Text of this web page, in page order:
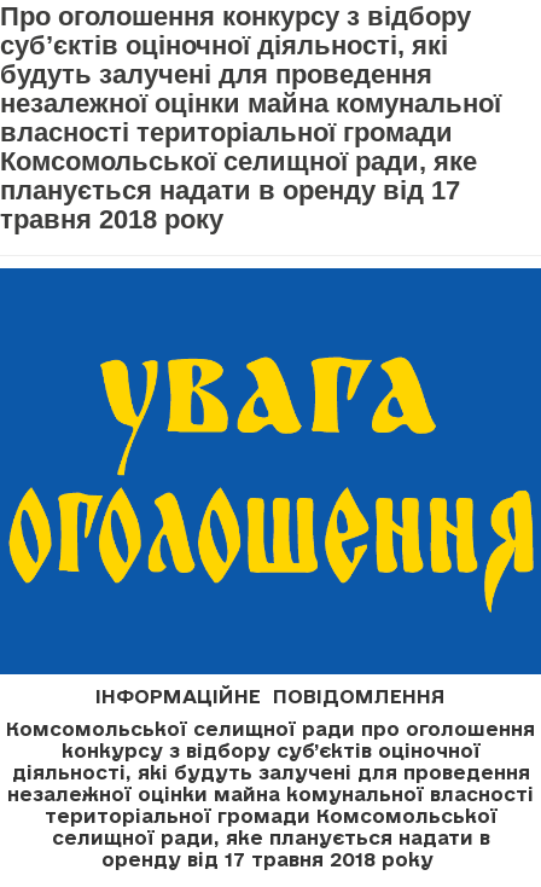
Про оголошення конкурсу з відбору
суб’єктів оціночної діяльності, які
будуть залучені для проведення
незалежної оцінки майна комунальної
власності територіальної громади
Комсомольської селищної ради, яке
планується надати в оренду від 17
травня 2018 року
ІНФОРМАЦІЙНЕ ПОВІДОМЛЕННЯ
Комсомольської селищної ради про оголошення
конкурсу з відбору суб’єктів оціночної
діяльності, які будуть залучені для проведення
незалежної оцінки майна комунальної власності
територіальної громади Комсомольської
селищної ради, яке планується надати в
оренду від 17 травня 2018 року